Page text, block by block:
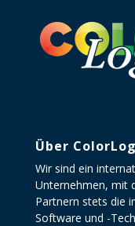
Über
Wir sind ein
Unternehmen, mit
Partnern stets die
Software und -